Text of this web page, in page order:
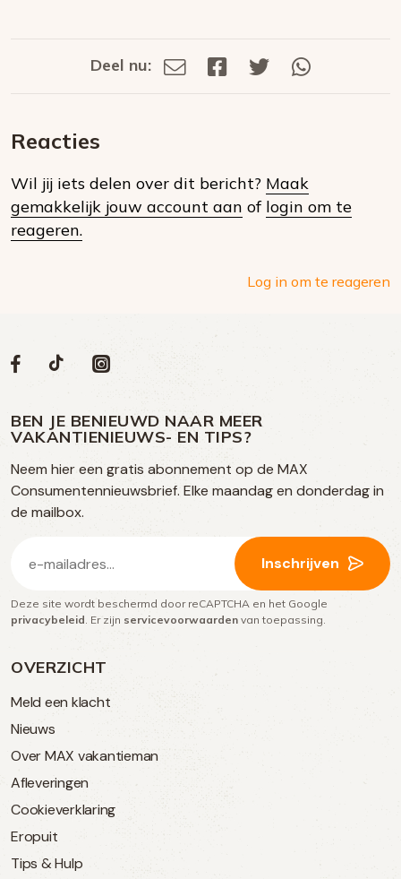
Deel
social
media
Deel nu:
Deel
Deel
Deel
Reacties
Wil jij iets delen over dit bericht? Maak
gemakkelijk jouw account aan of login om te
reageren.
Log in om te reageren
OVERZICHT
Meld een klacht
Nieuws
Over MAX vakantieman
Afleveringen
Cookieverklaring
Eropuit
Tips & Hulp
Volg
op
social
media
Social
Volg
op
Facebook
Volg
op
TikTok
Volg
op
Instagram
BEN JE BENIEUWD NAAR MEER
VAKANTIENIEUWS- EN TIPS?
Neem hier een gratis abonnement op de MAX
Consumentennieuwsbrief. Elke maandag en donderdag in
de mailbox.
mailadres
(Vereist)
Inschrijven
Deze site wordt beschermd door reCAPTCHA en het Google
privacybeleid . Er zijn servicevoorwaarden van toepassing.